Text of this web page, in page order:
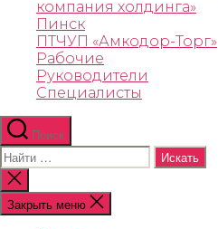
компания холдинга»
Пинск
ПТЧУП «Амкодор-Торг»
Рабочие
Руководители
Специалисты
Поиск
Закрыть меню